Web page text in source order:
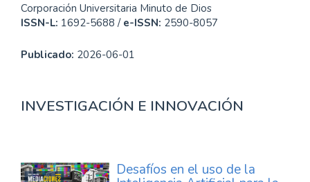
Corporación Universitaria Minuto de Dios
ISSN-L: 1692-5688 / e-ISSN: 2590-8057
Publicado: 2026-06-01
INVESTIGACIÓN E INNOVACIÓN
Desafíos en el uso de la